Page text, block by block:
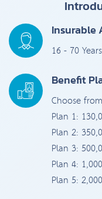
Insurable
16 - 70 Years
Benefit
Choose
Plan 1:
Plan 2:
Plan 3:
Plan 4:
Plan 5: